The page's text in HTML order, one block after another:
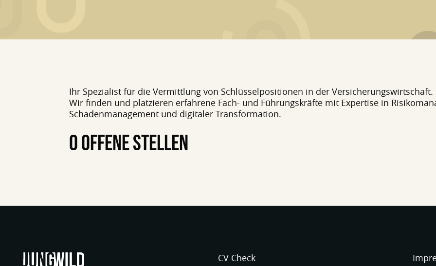
Ihr Spezialist für die Vermittlung von Schlüsselpositionen in der Versicherungswirtschaft.
Wir finden und platzieren erfahrene Fach- und Führungskräfte mit Expertise in
Schadenmanagement und digitaler Transformation.
0 OFFENE STELLEN
CV Check